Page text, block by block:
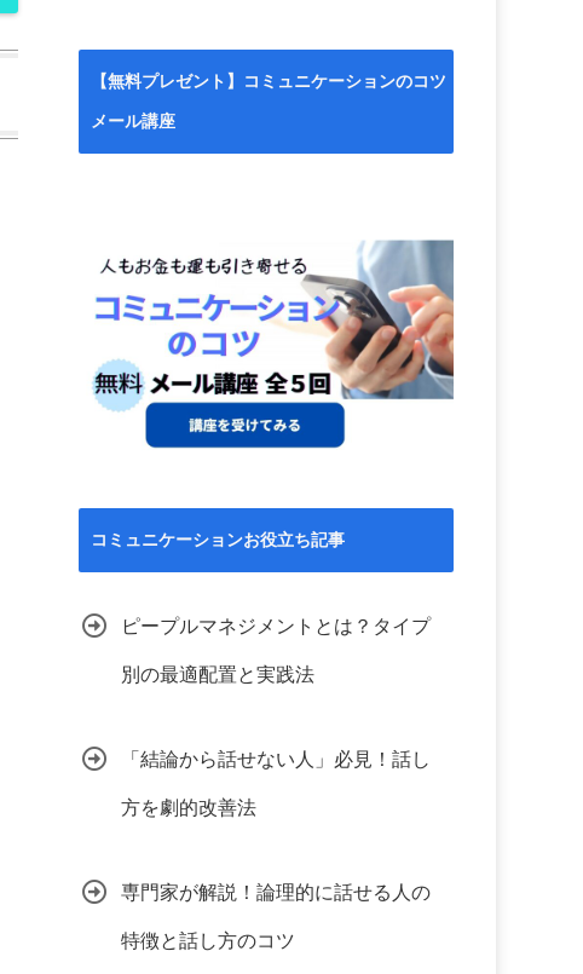
【無料プレゼント】コミュニケーションのコツ
メール講座
コミュニケーションお役立ち記事
ピープルマネジメントとは？タイプ
別の最適配置と実践法
「結論から話せない人」必見！話し
方を劇的改善法
専門家が解説！論理的に話せる人の
特徴と話し方のコツ